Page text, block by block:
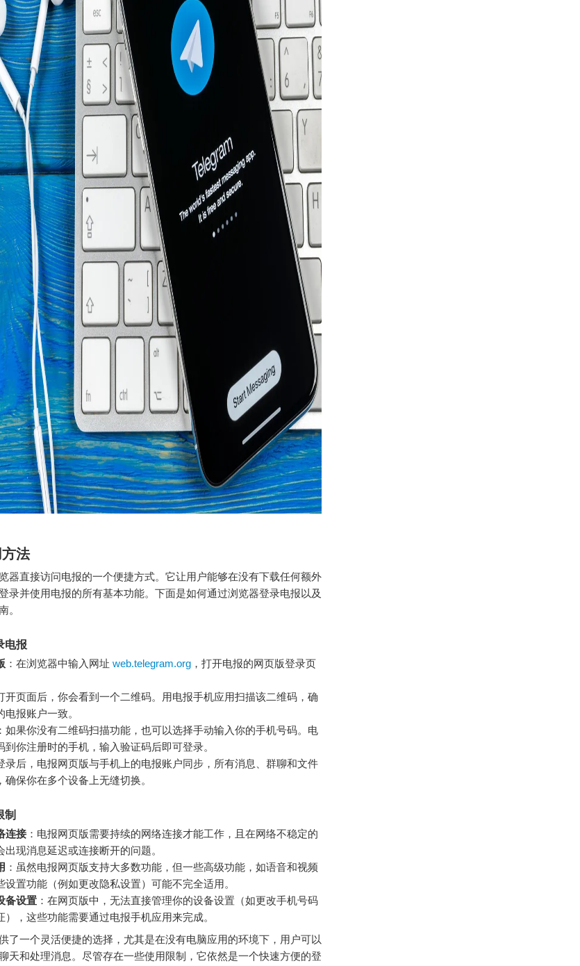
法
器直接访问电报的一个便捷方式。它让用户能够在没有下载任何额外
录并使用电报的所有基本功能。下面是如何通过浏览器登录电报以及
。
电报
：在浏览器中输入网址 web.telegram.org ，打开电报的网页版登录页
开页面后，你会看到一个二维码。用电报手机应用扫描该二维码，确
报账户一致。
：如果你没有二维码扫描功能，也可以选择手动输入你的手机号码。电
到你注册时的手机，输入验证码后即可登录。
录后，电报网页版与手机上的电报账户同步，所有消息、群聊和文件
确保你在多个设备上无缝切换。
制
连接 ：电报网页版需要持续的网络连接才能工作，且在网络不稳定的
出现消息延迟或连接断开的问题。
：虽然电报网页版支持大多数功能，但一些高级功能，如语音和视频
设置功能（例如更改隐私设置）可能不完全适用。
备设置 ：在网页版中，无法直接管理你的设备设置（如更改手机号码
），这些功能需要通过电报手机应用来完成。
了一个灵活便捷的选择，尤其是在没有电脑应用的环境下，用户可以
天和处理消息。尽管存在一些使用限制，它依然是一个快速方便的登